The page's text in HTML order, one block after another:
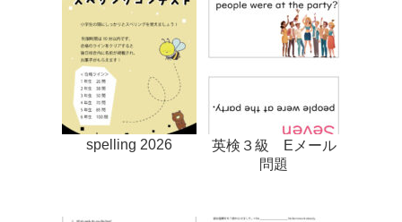
spelling 2026
英検３級 Eメール
問題